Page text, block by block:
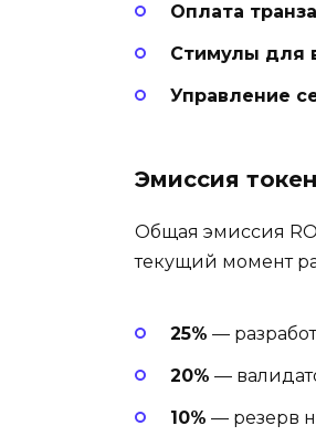
Оплата
Стимулы для
Управление
Эмиссия
Общая эмиссия
текущий момент
25% —
20% —
10% — резерв